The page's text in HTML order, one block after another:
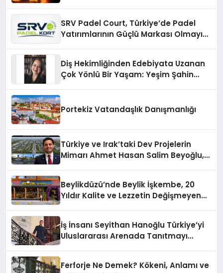
SRV Padel Court, Türkiye’de Padel
Yatırımlarının Güçlü Markası Olmayı
Diş Hekimliğinden Edebiyata Uzanan
Çok Yönlü Bir Yaşam: Yeşim Şahin
Portekiz Vatandaşlık Danışmanlığı
Türkiye ve Irak’taki Dev Projelerin
Mimarı Ahmet Hasan Salim Beyoğlu,
Hayata Geçirecek
Beylikdüzü’nde Beylik İşkembe, 20
Yıldır Kalite ve Lezzetin Değişmeyen
İş İnsanı Seyithan Hanoğlu Türkiye’yi
Uluslararası Arenada Tanıtmayı
Ferforje Ne Demek? Kökeni, Anlamı ve